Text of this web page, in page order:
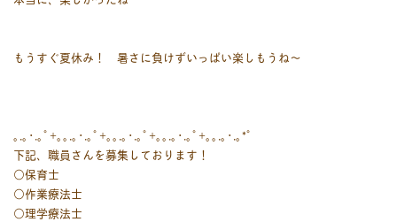
もうすぐ夏休み！ 暑さに負けずいっぱい楽しもうね～
｡.｡･.｡ﾟ+｡｡.｡･.｡ﾟ+｡｡.｡･.｡ﾟ+｡｡.｡･.｡ﾟ+｡｡.｡･.｡*ﾟ
下記、職員さんを募集しております！
○保育士
○作業療法士
○理学療法士